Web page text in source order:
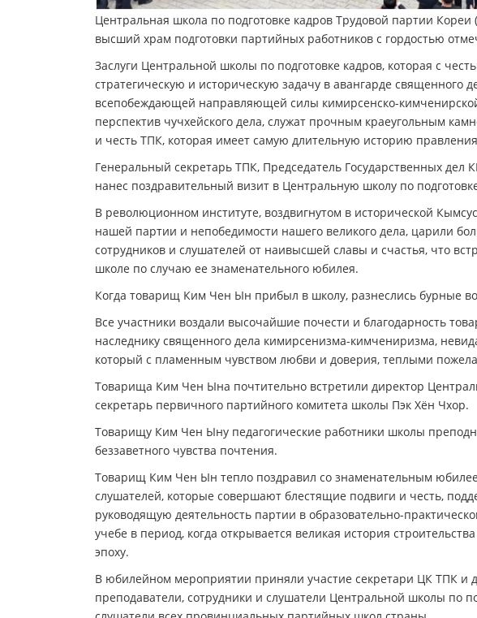
Центральная школа по подготовке кадров Трудовой партии
высший храм подготовки партийных работников с гордостью
Заслуги Центральной школы по подготовке кадров, которая с
стратегическую и историческую задачу в авангарде священного
всепобеждающей направляющей силы кимирсенско-
перспектив чучхейского дела, служат прочным краеугольным
и честь ТПК, которая имеет самую длительную историю
Генеральный секретарь ТПК, Председатель Государственных
нанес поздравительный визит в Центральную школу по
В революционном институте, воздвигнутом в исторической
нашей партии и непобедимости нашего великого дела, царили
сотрудников и слушателей от наивысшей славы и счастья, что
школе по случаю ее знаменательного юбилея.
Когда товарищ Ким Чен Ын прибыл в школу, разнеслись бурные
Все участники воздали высочайшие почести и благодарность
наследнику священного дела кимирсенизма-кимчениризма,
который с пламенным чувством любви и доверия, теплыми
Товарища Ким Чен Ына почтительно встретили директор
секретарь первичного партийного комитета школы Пэк Хён Чхор.
Товарищу Ким Чен Ыну педагогические работники школы
беззаветного чувства почтения.
Товарищ Ким Чен Ын тепло поздравил со знаменательным
слушателей, которые совершают блестящие подвиги и честь,
руководящую деятельность партии в образовательно-
учебе в период, когда открывается великая история
эпоху.
В юбилейном мероприятии приняли участие секретари ЦК ТПК и
преподаватели, сотрудники и слушатели Центральной школы по